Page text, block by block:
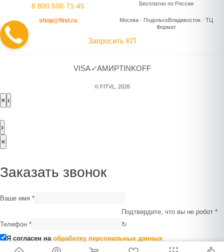
8 800 500-71-45 Бесплатно по России
shop@fitvl.ru Москва · ПодольскВладивосток · ТЦ
Формат
Запросить КП
VISA✓AМИРTINKOFF
© FITVL, 2026
× ‹
›
×
Заказать звонок
Ваше имя *
Телефон *
Подтвердите, что вы не робот *
↻
Я согласен на обработку персональных данных